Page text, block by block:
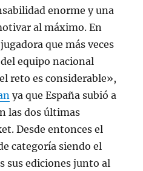
enorme y una
al máximo. En
que más veces
equipo nacional
reto es considerable»,
ya que España subió a
las dos últimas
Desde entonces el
categoría siendo el
sus ediciones junto al